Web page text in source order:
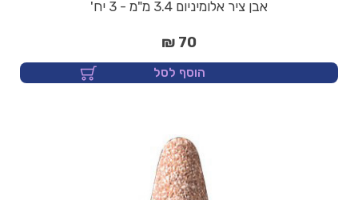
אבן ציר אלומיניום 3.4 מ"מ - 3 יח'
70 ₪
הוסף לסל